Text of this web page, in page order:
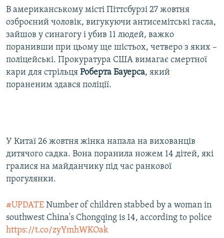
В американському місті Піттсбурзі 27 жовтня
озброєний чоловік, вигукуючи антисемітські гасла,
зайшов у синагогу і убив 11 людей, важко
поранивши при цьому ще шістьох, четверо з яких –
поліцейські. Прокуратура США вимагає смертної
кари для стрільця Роберта Бауерса, який
пораненим здався поліції.
У Китаї 26 жовтня жінка напала на вихованців
дитячого садка. Вона поранила ножем 14 дітей, які
гралися на майданчику під час ранкової
прогулянки.
#UPDATE Number of children stabbed by a woman in
southwest China's Chongqing is 14, according to police
https://t.co/zyYmhWKOak